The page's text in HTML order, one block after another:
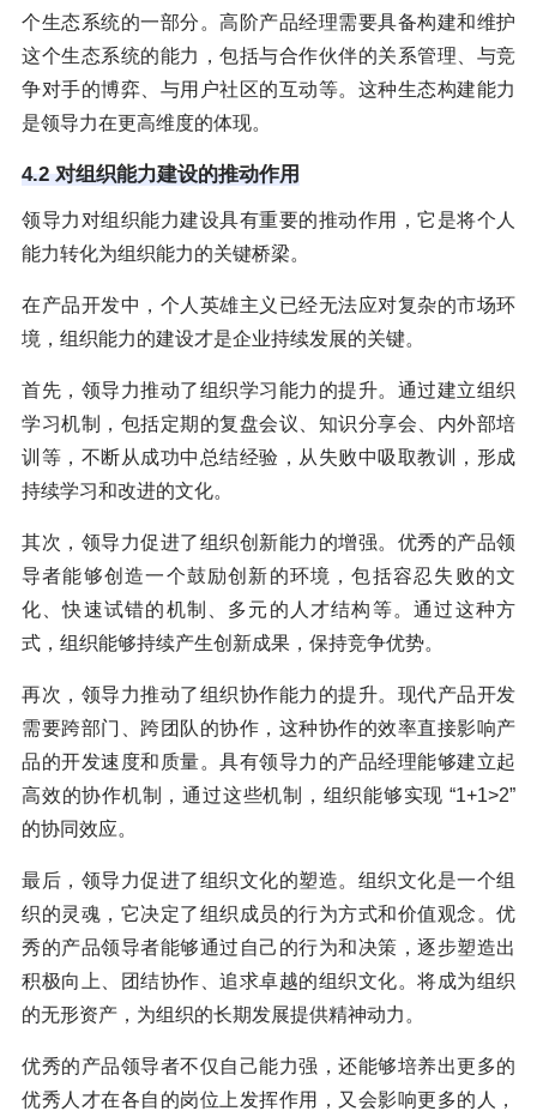
个生态系统的一部分。高阶产品经理需要具备构建和维护
这个生态系统的能力，包括与合作伙伴的关系管理、与竞
争对手的博弈、与用户社区的互动等。这种生态构建能力
是领导力在更高维度的体现。
4.2 对组织能力建设的推动作用
领导力对组织能力建设具有重要的推动作用，它是将个人
能力转化为组织能力的关键桥梁。
在产品开发中，个人英雄主义已经无法应对复杂的市场环
境，组织能力的建设才是企业持续发展的关键。
首先，领导力推动了组织学习能力的提升。通过建立组织
学习机制，包括定期的复盘会议、知识分享会、内外部培
训等，不断从成功中总结经验，从失败中吸取教训，形成
持续学习和改进的文化。
其次，领导力促进了组织创新能力的增强。优秀的产品领
导者能够创造一个鼓励创新的环境，包括容忍失败的文
化、快速试错的机制、多元的人才结构等。通过这种方
式，组织能够持续产生创新成果，保持竞争优势。
再次，领导力推动了组织协作能力的提升。现代产品开发
需要跨部门、跨团队的协作，这种协作的效率直接影响产
品的开发速度和质量。具有领导力的产品经理能够建立起
高效的协作机制，通过这些机制，组织能够实现 “1+1>2”
的协同效应。
最后，领导力促进了组织文化的塑造。组织文化是一个组
织的灵魂，它决定了组织成员的行为方式和价值观念。优
秀的产品领导者能够通过自己的行为和决策，逐步塑造出
积极向上、团结协作、追求卓越的组织文化。将成为组织
的无形资产，为组织的长期发展提供精神动力。
优秀的产品领导者不仅自己能力强，还能够培养出更多的
优秀人才在各自的岗位上发挥作用，又会影响更多的人，